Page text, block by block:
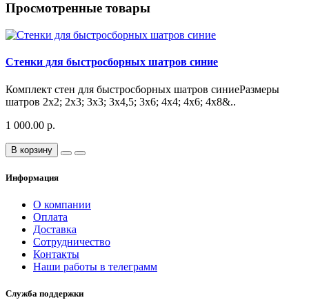
Просмотренные товары
Стенки для быстросборных шатров синие
Комплект стен для быстросборных шатров синиеРазмеры
шатров 2х2; 2х3; 3х3; 3х4,5; 3х6; 4х4; 4х6; 4х8&..
1 000.00 р.
В корзину
Информация
О компании
Оплата
Доставка
Сотрудничество
Контакты
Наши работы в телеграмм
Служба поддержки